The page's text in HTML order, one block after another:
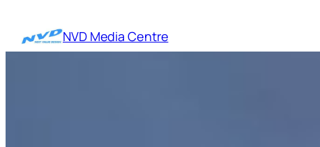
を
NVD Media Centre